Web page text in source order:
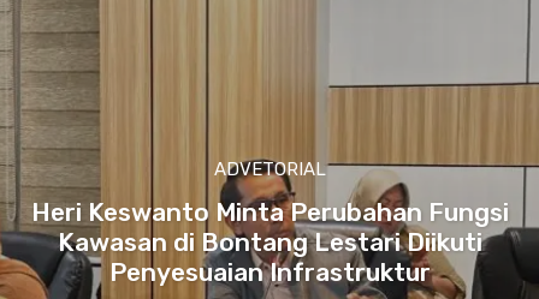
ADVETORIAL
Heri Keswanto Minta Perubahan Fungsi
Kawasan di Bontang Lestari Diikuti
Penyesuaian Infrastruktur